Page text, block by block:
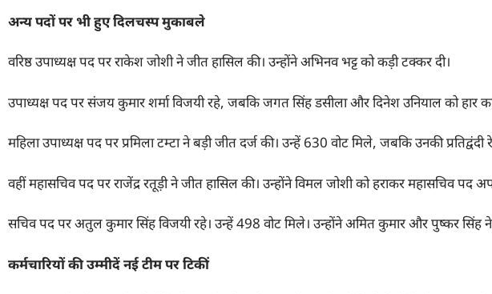
अन्य पदों पर भी हुए दिलचस्प मुकाबले
वरिष्ठ उपाध्यक्ष पद पर राकेश जोशी ने जीत हासिल की। उन्होंने अभिनव भट्ट को कड़ी टक्कर दी।
उपाध्यक्ष पद पर संजय कुमार शर्मा विजयी रहे, जबकि जगत सिंह डसीला और दिनेश उनियाल को हार
महिला उपाध्यक्ष पद पर प्रमिला टम्टा ने बड़ी जीत दर्ज की। उन्हें 630 वोट मिले, जबकि उनकी प्रतिद्वंदी
वहीं महासचिव पद पर राजेंद्र रतूड़ी ने जीत हासिल की। उन्होंने विमल जोशी को हराकर महासचिव पद
सचिव पद पर अतुल कुमार सिंह विजयी रहे। उन्हें 498 वोट मिले। उन्होंने अमित कुमार और पुष्कर सिंह
कर्मचारियों की उम्मीदें नई टीम पर टिकीं